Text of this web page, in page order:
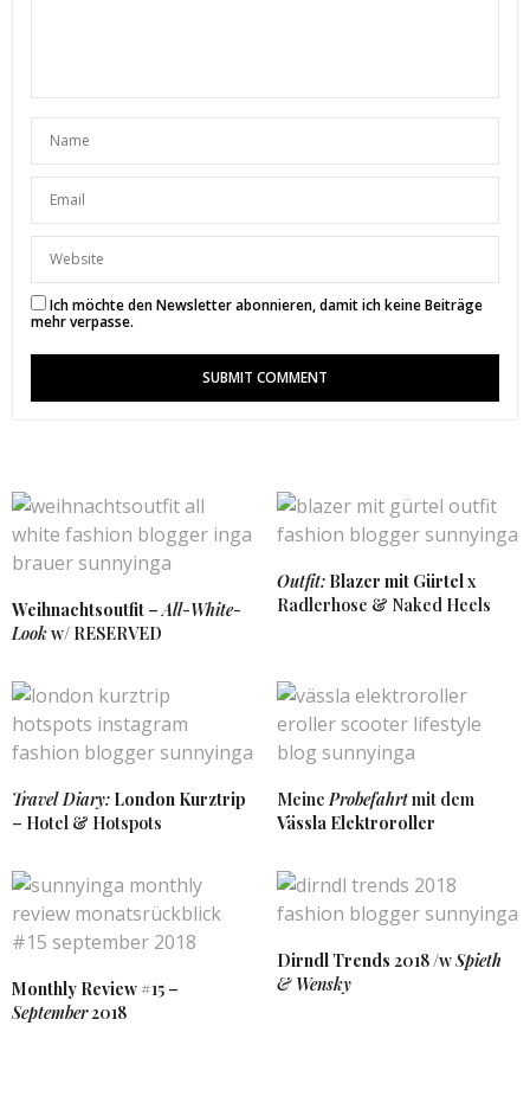
Ich möchte den Newsletter abonnieren, damit ich keine Beiträge
mehr verpasse.
Weihnachtsoutfit –All-White-
Lookw/ RESERVED
Outfit: Blazer mit Gürtelx
Radlerhose & Naked Heels
Travel Diary: London Kurztrip
– Hotel & Hotspots
MeineProbefahrtmit dem
Vässla Elektroroller
Monthly Review#15 –
September2018
Dirndl Trends 2018 /wSpieth
& Wensky